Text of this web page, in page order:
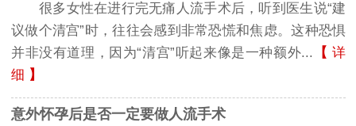
很多女性在进行完无痛人流手术后，听到医生说“建
议做个清宫”时，往往会感到非常恐慌和焦虑。这种恐惧
并非没有道理，因为“清宫”听起来像是一种额外... 【详
细 】
意外怀孕后是否一定要做人流手术